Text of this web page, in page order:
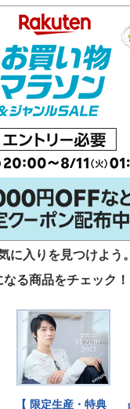
に入りを見つけよう。
なる商品をチェック！